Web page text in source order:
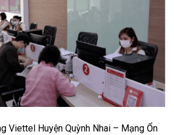
Viettel Huyện Quỳnh Nhai – Mạng Ổn